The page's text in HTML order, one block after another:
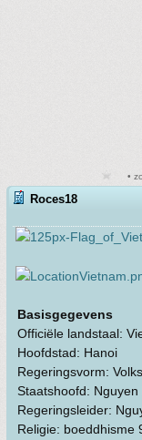
•
Roces18
Basisgegevens
Officiële landstaal:
Hoofdstad: Hanoi
Regeringsvorm:
Staatshoofd: Nguyen
Regeringsleider:
Religie: boeddhisme